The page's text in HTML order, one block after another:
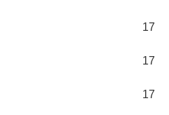
17
17
17